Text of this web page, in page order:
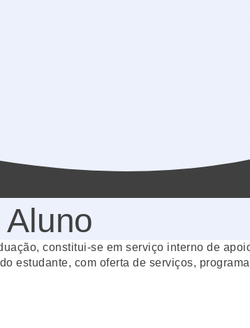
constitui-se em serviço interno de
estudante, com oferta de serviços,